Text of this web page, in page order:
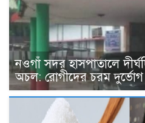
নওগাঁ সদর হাসপাতালে
অচল: রোগীদের চরম দুর্ভোগ